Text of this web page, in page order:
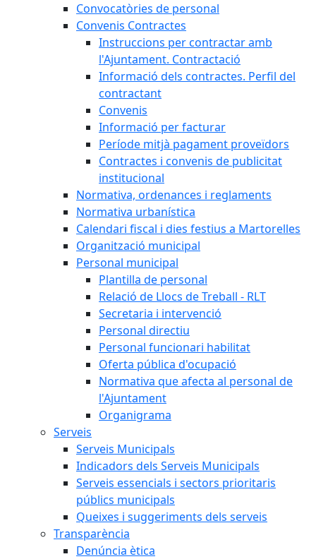
Convocatòries de personal
Convenis Contractes
Instruccions per contractar amb
l'Ajuntament. Contractació
Informació dels contractes. Perfil del
contractant
Convenis
Informació per facturar
Període mitjà pagament proveïdors
Contractes i convenis de publicitat
institucional
Normativa, ordenances i reglaments
Normativa urbanística
Calendari fiscal i dies festius a Martorelles
Organització municipal
Personal municipal
Plantilla de personal
Relació de Llocs de Treball - RLT
Secretaria i intervenció
Personal directiu
Personal funcionari habilitat
Oferta pública d'ocupació
Normativa que afecta al personal de
l'Ajuntament
Organigrama
Serveis
Serveis Municipals
Indicadors dels Serveis Municipals
Serveis essencials i sectors prioritaris
públics municipals
Queixes i suggeriments dels serveis
Transparència
Denúncia ètica